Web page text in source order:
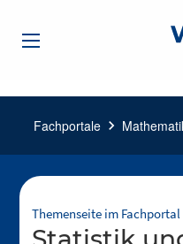
Fachportale chevron_right
Themenseite im